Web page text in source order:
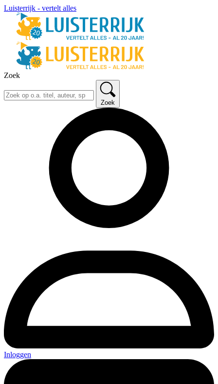
Luisterrijk - vertelt alles
Zoek
Zoek
Inloggen